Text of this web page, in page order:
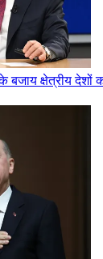
बजाय क्षेत्रीय देशों